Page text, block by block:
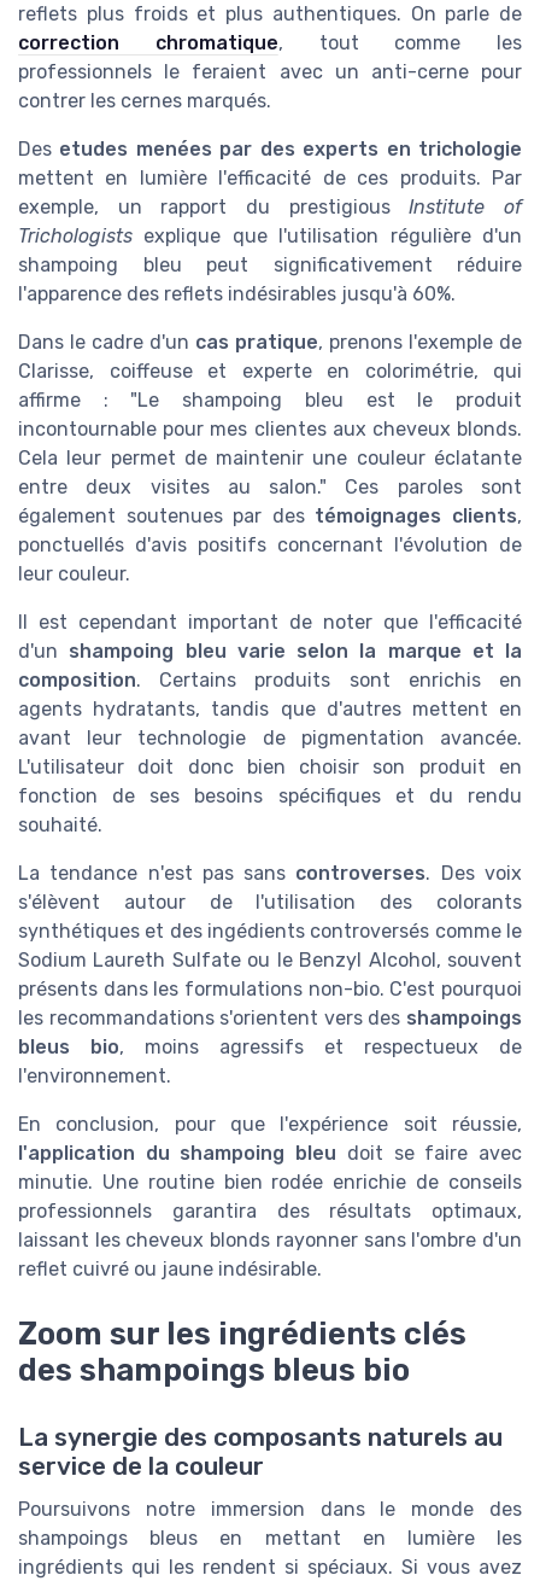
reflets plus froids et plus authentiques. On parle de
correction chromatique, tout comme les
professionnels le feraient avec un anti-cerne pour
contrer les cernes marqués.
Des etudes menées par des experts en trichologie
mettent en lumière l'efficacité de ces produits. Par
exemple, un rapport du prestigiousInstitute of
Trichologists explique que l'utilisation régulière d'un
shampoing bleu peut significativement réduire
l'apparence des reflets indésirables jusqu'à 60%.
Dans le cadre d'un cas pratique, prenons l'exemple de
Clarisse, coiffeuse et experte en colorimétrie, qui
affirme : "Le shampoing bleu est le produit
incontournable pour mes clientes aux cheveux blonds.
Cela leur permet de maintenir une couleur éclatante
entre deux visites au salon." Ces paroles sont
également soutenues par des témoignages clients,
ponctuellés d'avis positifs concernant l'évolution de
leur couleur.
Il est cependant important de noter que l'efficacité
d'un shampoing bleu varie selon la marque et la
composition. Certains produits sont enrichis en
agents hydratants, tandis que d'autres mettent en
avant leur technologie de pigmentation avancée.
L'utilisateur doit donc bien choisir son produit en
fonction de ses besoins spécifiques et du rendu
souhaité.
La tendance n'est pas sans controverses. Des voix
s'élèvent autour de l'utilisation des colorants
synthétiques et des ingédients controversés comme le
Sodium Laureth Sulfate ou le Benzyl Alcohol, souvent
présents dans les formulations non-bio. C'est pourquoi
les recommandations s'orientent vers des shampoings
bleus bio, moins agressifs et respectueux de
l'environnement.
En conclusion, pour que l'expérience soit réussie,
l'application du shampoing bleu doit se faire avec
minutie. Une routine bien rodée enrichie de conseils
professionnels garantira des résultats optimaux,
laissant les cheveux blonds rayonner sans l'ombre d'un
reflet cuivré ou jaune indésirable.
Zoom sur les ingrédients clés
des shampoings bleus bio
La synergie des composants naturels au
service de la couleur
Poursuivons notre immersion dans le monde des
shampoings bleus en mettant en lumière les
ingrédients qui les rendent si spéciaux. Si vous avez